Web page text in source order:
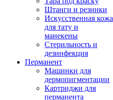
Штанги и резинки
Искусственная кожа
для тату и
манекены
Стерильность и
дезинфекция
Перманент
Машинки для
дермопигментации
Картриджи для
перманента